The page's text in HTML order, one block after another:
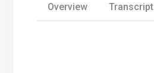
Overview Transcript